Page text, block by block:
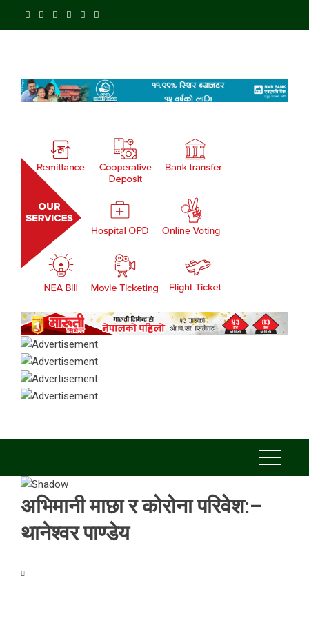
"NEPAL'S DIGITAL
डिजिटल पत्रिका"
सेतो पत्रिका
अभिमानी माछा र कोरोना परिवेश:–
थानेश्वर पाण्डेय